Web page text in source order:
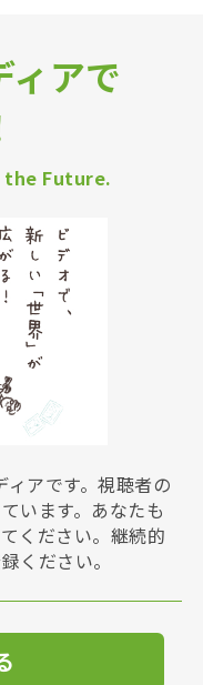
ィアで
Future.
アです。視聴者の
います。あなたも
ください。継続的
ください。